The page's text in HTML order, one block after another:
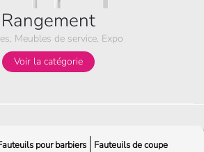
Rangement
Meubles de service, Expo
Voir la catégorie
pour barbiers Fauteuils de coupe